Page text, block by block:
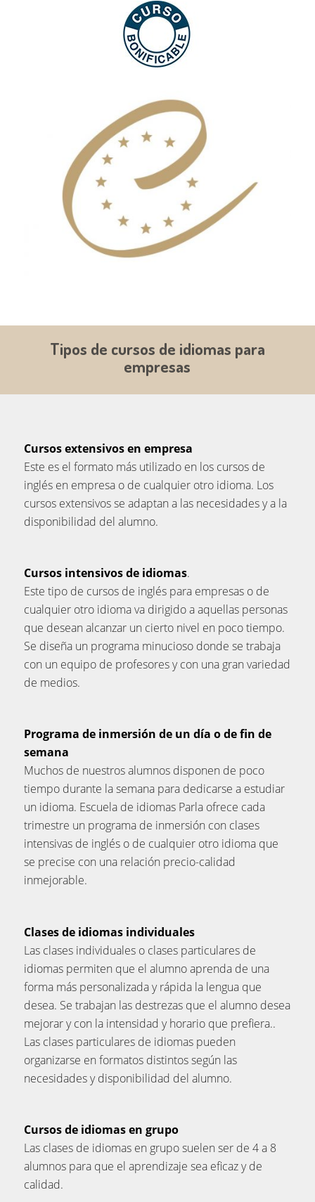
Tipos de cursos de idiomas para
empresas
Cursos extensivos en empresa
Este es el formato más utilizado en los cursos de
inglés en empresa o de cualquier otro idioma. Los
cursos extensivos se adaptan a las necesidades y a la
disponibilidad del alumno.
Cursos intensivos de idiomas.
Este tipo de cursos de inglés para empresas o de
cualquier otro idioma va dirigido a aquellas personas
que desean alcanzar un cierto nivel en poco tiempo.
Se diseña un programa minucioso donde se trabaja
con un equipo de profesores y con una gran variedad
de medios.
Programa de inmersión de un día o de fin de
semana
Muchos de nuestros alumnos disponen de poco
tiempo durante la semana para dedicarse a estudiar
un idioma. Escuela de idiomas Parla ofrece cada
trimestre un programa de inmersión con clases
intensivas de inglés o de cualquier otro idioma que
se precise con una relación precio-calidad
inmejorable.
Clases de idiomas individuales
Las clases individuales o clases particulares de
idiomas permiten que el alumno aprenda de una
forma más personalizada y rápida la lengua que
desea. Se trabajan las destrezas que el alumno desea
mejorar y con la intensidad y horario que prefiera..
Las clases particulares de idiomas pueden
organizarse en formatos distintos según las
necesidades y disponibilidad del alumno.
Cursos de idiomas en grupo
Las clases de idiomas en grupo suelen ser de 4 a 8
alumnos para que el aprendizaje sea eficaz y de
calidad.